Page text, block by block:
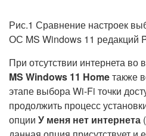
Рис.1 Сравнение настроек
ОС MS Windows 11 редакций
При отсутствии интернета во
MS Windows 11 Homeтакже
этапе выбора Wi-Fi точки
продолжить процесс
опции У меня нет интернета